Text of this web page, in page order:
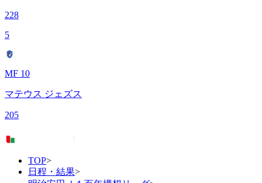
228
5
MF 10
マテウス ジェズス
205
TOP>
日程・結果>